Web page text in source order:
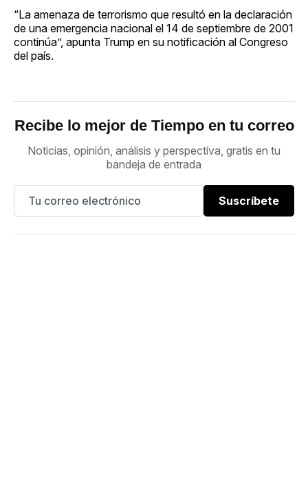
“La amenaza de terrorismo que resultó en la declaración
de una emergencia nacional el 14 de septiembre de 2001
continúa”, apunta Trump en su notificación al Congreso
del país.
Recibe lo mejor de Tiempo en tu correo
Noticias, opinión, análisis y perspectiva, gratis en tu
bandeja de entrada
Suscríbete